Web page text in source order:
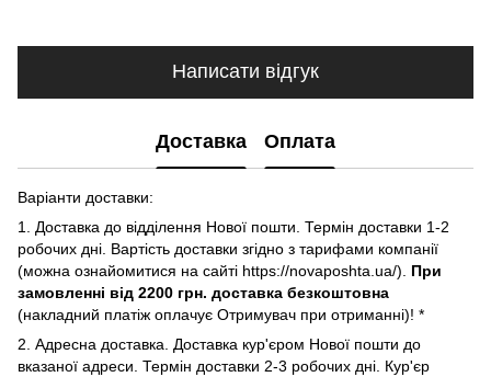
Написати відгук
Доставка Оплата
Варіанти доставки:
1. Доставка до відділення Нової пошти. Термін доставки 1-2
робочих дні. Вартість доставки згідно з тарифами компанії
(можна ознайомитися на сайті https://novaposhta.ua/). При
замовленні від 2200 грн. доставка безкоштовна
(накладний платіж оплачує Отримувач при отриманні)! *
2. Адресна доставка. Доставка кур'єром Нової пошти до
вказаної адреси. Термін доставки 2-3 робочих дні. Кур'єр